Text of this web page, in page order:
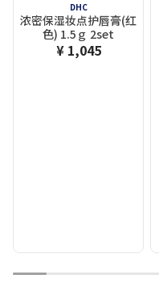
DHC
浓密保湿妆点护唇膏(红
色) 1.5ｇ 2set
¥ 1,045
1 2 3 4